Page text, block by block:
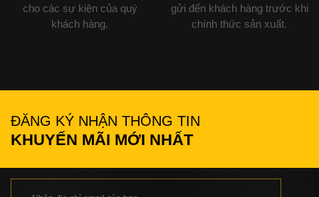
cho các sự kiện của quý
khách hàng.
gửi đến khách hàng trước khi
chính thức sản xuất.
ĐĂNG KÝ NHẬN THÔNG TIN
KHUYẾN MÃI MỚI NHẤT